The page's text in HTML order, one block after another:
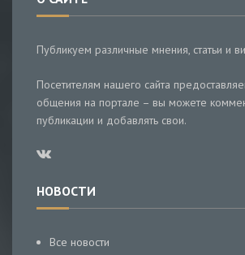
Публикуем различные мнения, статьи и
Посетителям нашего сайта
общения на портале – вы можете
публикации и добавлять свои.
НОВОСТИ
Все новости